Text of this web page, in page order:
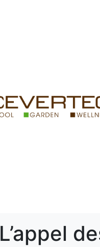
L’appel